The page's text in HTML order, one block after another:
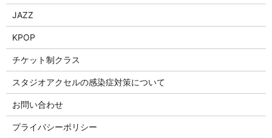
JAZZ
KPOP
チケット制クラス
スタジオアクセルの感染症対策について
お問い合わせ
プライバシーポリシー